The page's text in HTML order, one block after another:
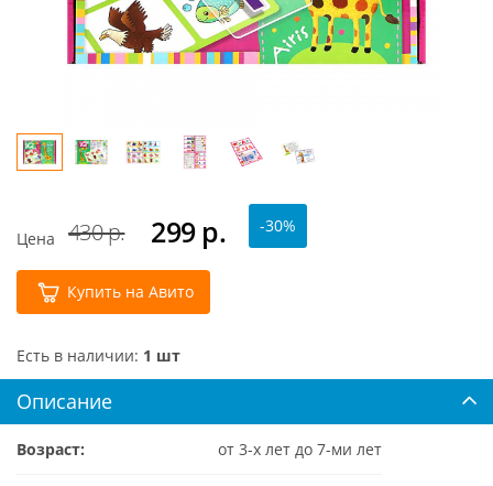
Цена 430 р. 299 р. -30%
Купить на Авито
Есть в наличии: 1 шт
Описание
Возраст: от 3-х лет до 7-ми лет